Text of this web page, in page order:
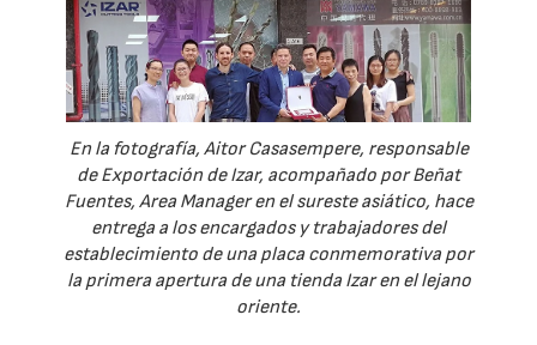
En la fotografía, Aitor Casasempere, responsable
de Exportación de Izar, acompañado por Beñat
Fuentes, Area Manager en el sureste asiático, hace
entrega a los encargados y trabajadores del
establecimiento de una placa conmemorativa por
la primera apertura de una tienda Izar en el lejano
oriente.